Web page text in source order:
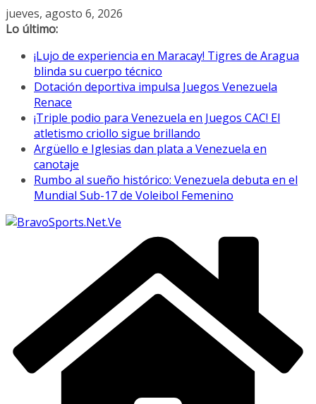
Saltar
al
jueves, agosto 6, 2026
Lo último:
¡Lujo de experiencia en Maracay! Tigres de Aragua
blinda su cuerpo técnico
Dotación deportiva impulsa Juegos Venezuela
Renace
¡Triple podio para Venezuela en Juegos CAC! El
atletismo criollo sigue brillando
Argüello e Iglesias dan plata a Venezuela en
canotaje
Rumbo al sueño histórico: Venezuela debuta en el
Mundial Sub-17 de Voleibol Femenino